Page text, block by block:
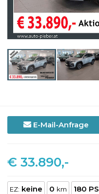
E-Mail-Anfrage
€ 33.890,-
EZ: keine 0 km 180 PS